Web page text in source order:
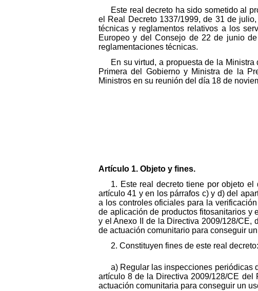
Este real decreto ha sido sometido al
el Real Decreto 1337/1999, de 31 de
técnicas y reglamentos relativos a los
Europeo y del Consejo de 22 de junio
reglamentaciones técnicas.
En su virtud, a propuesta de la
Primera del Gobierno y Ministra de la
Ministros en su reunión del día 18 de
Artículo 1. Objeto y fines.
1. Este real decreto tiene por objeto
artículo 41 y en los párrafos c) y d) del
a los controles oficiales para la
de aplicación de productos fitosanitarios y
y el Anexo II de la Directiva 2009/128/CE,
de actuación comunitario para conseguir
2. Constituyen fines de este real decreto:
a) Regular las inspecciones periódicas
artículo 8 de la Directiva 2009/128/CE
actuación comunitaria para conseguir un